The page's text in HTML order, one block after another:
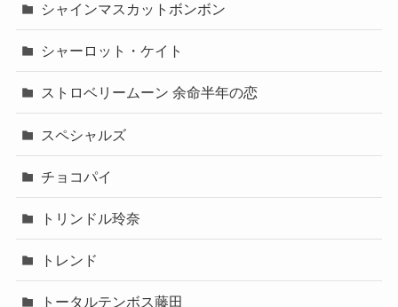
シャインマスカットボンボン
シャーロット・ケイト
ストロベリームーン 余命半年の恋
スペシャルズ
チョコパイ
トリンドル玲奈
トレンド
トータルテンボス藤田